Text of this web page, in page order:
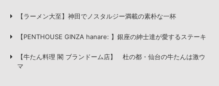
【ラーメン大至】神田でノスタルジー満載の素朴な一杯
【PENTHOUSE GINZA hanare: 】銀座の紳士達が愛するステーキ
【牛たん料理 閣 ブランドーム店】 杜の都・仙台の牛たんは激ウ
マ